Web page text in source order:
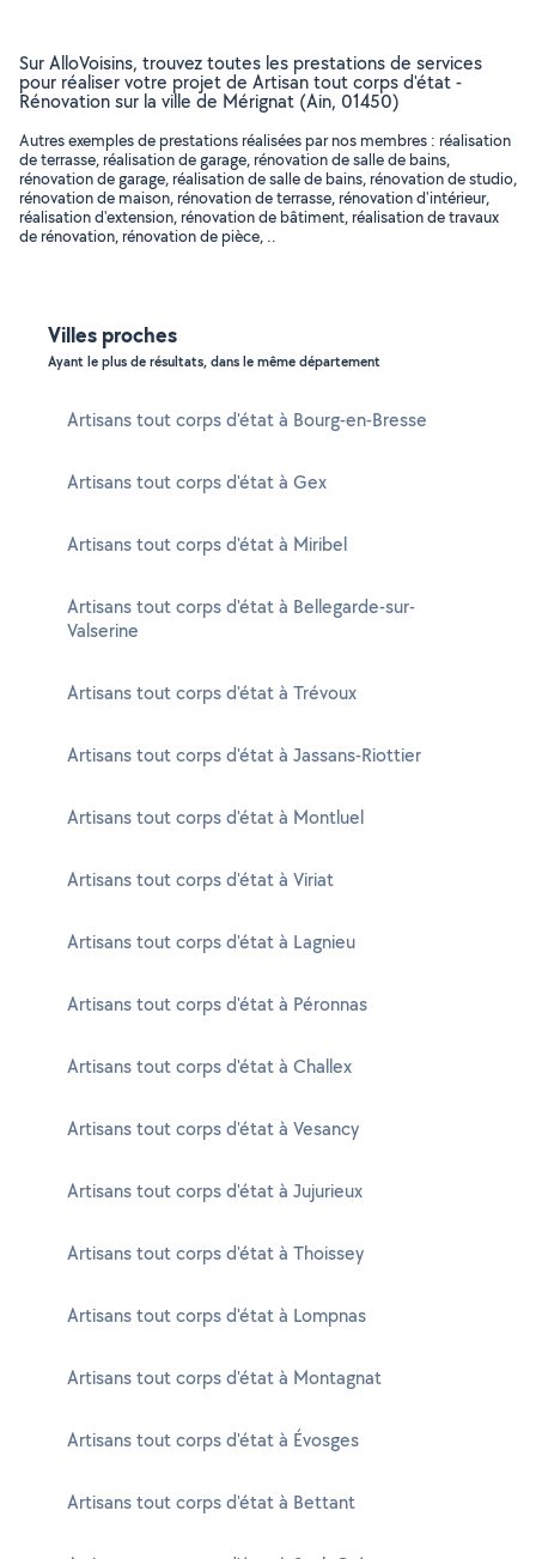
Sur AlloVoisins, trouvez toutes les prestations de services
pour réaliser votre projet de Artisan tout corps d'état -
Rénovation sur la ville de Mérignat (Ain, 01450)
Autres exemples de prestations réalisées par nos membres : réalisation
de terrasse, réalisation de garage, rénovation de salle de bains,
rénovation de garage, réalisation de salle de bains, rénovation de studio,
rénovation de maison, rénovation de terrasse, rénovation d'intérieur,
réalisation d'extension, rénovation de bâtiment, réalisation de travaux
de rénovation, rénovation de pièce, ..
Villes proches
Ayant le plus de résultats, dans le même département
Artisans tout corps d'état à Bourg-en-Bresse
Artisans tout corps d'état à Gex
Artisans tout corps d'état à Miribel
Artisans tout corps d'état à Bellegarde-sur-
Valserine
Artisans tout corps d'état à Trévoux
Artisans tout corps d'état à Jassans-Riottier
Artisans tout corps d'état à Montluel
Artisans tout corps d'état à Viriat
Artisans tout corps d'état à Lagnieu
Artisans tout corps d'état à Péronnas
Artisans tout corps d'état à Challex
Artisans tout corps d'état à Vesancy
Artisans tout corps d'état à Jujurieux
Artisans tout corps d'état à Thoissey
Artisans tout corps d'état à Lompnas
Artisans tout corps d'état à Montagnat
Artisans tout corps d'état à Évosges
Artisans tout corps d'état à Bettant